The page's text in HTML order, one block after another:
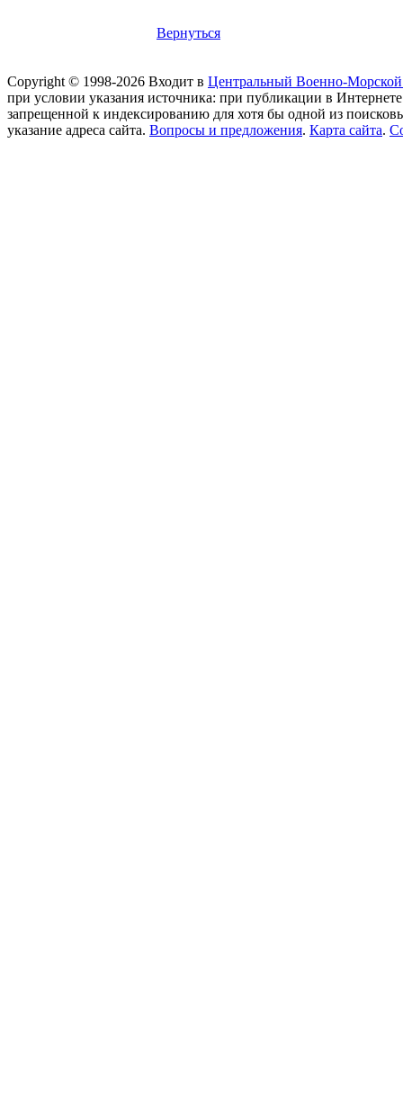
Вернуться
Copyright © 1998-2026 Входит в Центральный Военно-
при условии указания источника: при публикации в
запрещенной к индексированию для хотя бы одной из
указание адреса сайта. Вопросы и предложения. Карта сайта.